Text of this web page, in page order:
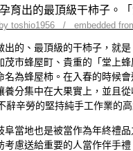
toshio1956 / embedded
出的、最頂級的干柿子，就是
茂市蜂屋町、貴重的「堂上
名為蜂屋柿。在入春的時候
養分集中在大果實上，並且
辭辛勞的堅持純手工作業的高
阜當地也是被當作為年終禮
考慮送給重要的人當作伴手禮